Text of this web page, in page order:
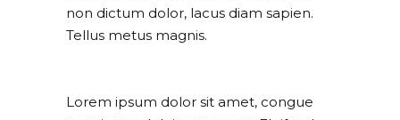
non dictum dolor, lacus diam sapien.
Tellus metus magnis.
Lorem ipsum dolor sit amet, congue